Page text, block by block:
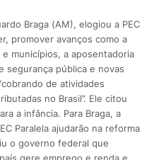
Braga (AM), elogiou a PEC
promover avanços como a
municípios, a aposentadoria
segurança pública e novas
de atividades
no Brasil”. Ele citou
a infância. Para Braga, a
Paralela ajudarão na reforma
o governo federal que